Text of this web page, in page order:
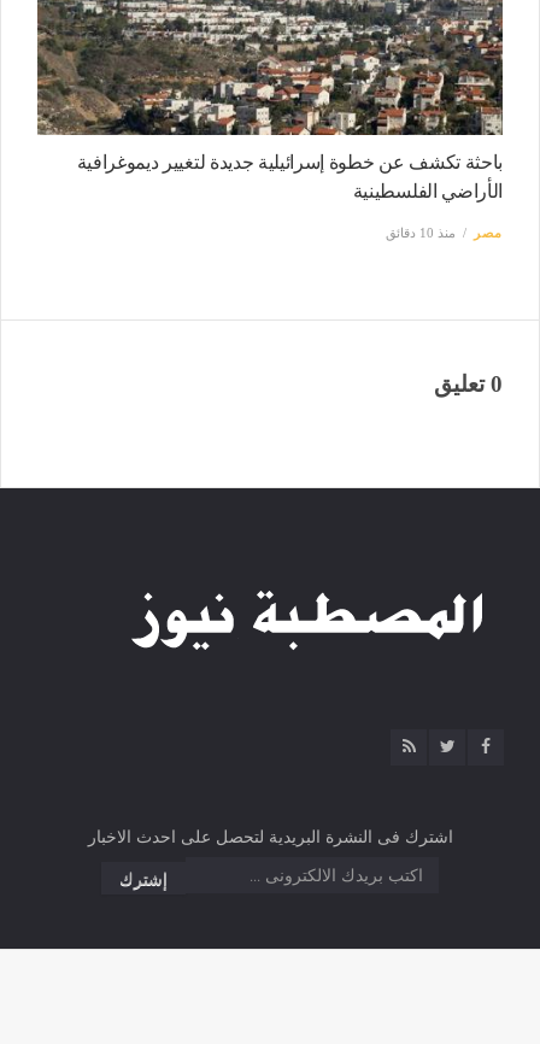
باحثة تكشف عن خطوة إسرائيلية جديدة لتغيير ديموغرافية
الأراضي الفلسطينية
مصر منذ 10 دقائق
0 تعليق
اشترك فى النشرة البريدية لتحصل على احدث الاخبار